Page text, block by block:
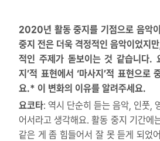
2020년 활동 중지를 기점으로 음악
중지 전은 더욱 격정적인 음악이었지
적인 주제가 돋보이는 것 같습니다.
지’적 표현에서 ‘마사지’적 표현으로
요.* 이 변화의 이유를 알려주세요.
요코타: 역시 단순히 듣는 음악, 인풋,
어서라고 생각해요. 활동 중지 기간에
같은 게 좀 힘들어서 잘 못 듣게 되었